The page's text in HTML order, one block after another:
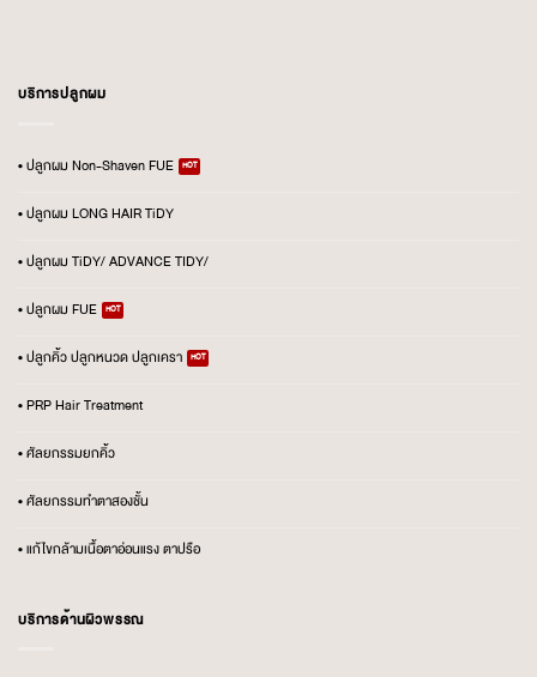
บริการปลูกผม
• ปลูกผม Non-Shaven FUE
• ปลูกผม LONG HAIR TiDY
• ปลูกผม TiDY/ ADVANCE TIDY/
• ปลูกผม FUE
• ปลูกคิ้ว ปลูกหนวด ปลูกเครา
• PRP Hair Treatment
• ศัลยกรรมยกคิ้ว
• ศัลยกรรมทำตาสองชั้น
• แก้ไขกล้ามเนื้อตาอ่อนแรง ตาปรือ
บริการด้านผิวพรรณ